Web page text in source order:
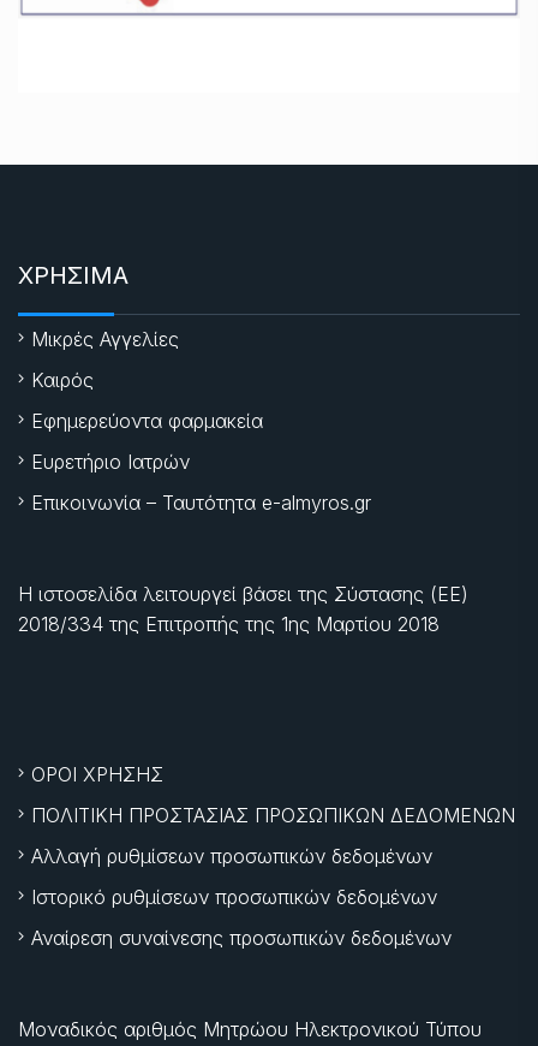
ΧΡΗΣΙΜΑ
Μικρές Αγγελίες
Καιρός
Εφημερεύοντα φαρμακεία
Ευρετήριο Ιατρών
Επικοινωνία – Ταυτότητα e-almyros.gr
Η ιστοσελίδα λειτουργεί βάσει της Σύστασης (ΕΕ)
2018/334 της Επιτροπής της 1ης Μαρτίου 2018
ΟΡΟΙ ΧΡΗΣΗΣ
ΠΟΛΙΤΙΚΗ ΠΡΟΣΤΑΣΙΑΣ ΠΡΟΣΩΠΙΚΩΝ ΔΕΔΟΜΕΝΩΝ
Αλλαγή ρυθμίσεων προσωπικών δεδομένων
Ιστορικό ρυθμίσεων προσωπικών δεδομένων
Αναίρεση συναίνεσης προσωπικών δεδομένων
Μοναδικός αριθμός Μητρώου Ηλεκτρονικού Τύπου